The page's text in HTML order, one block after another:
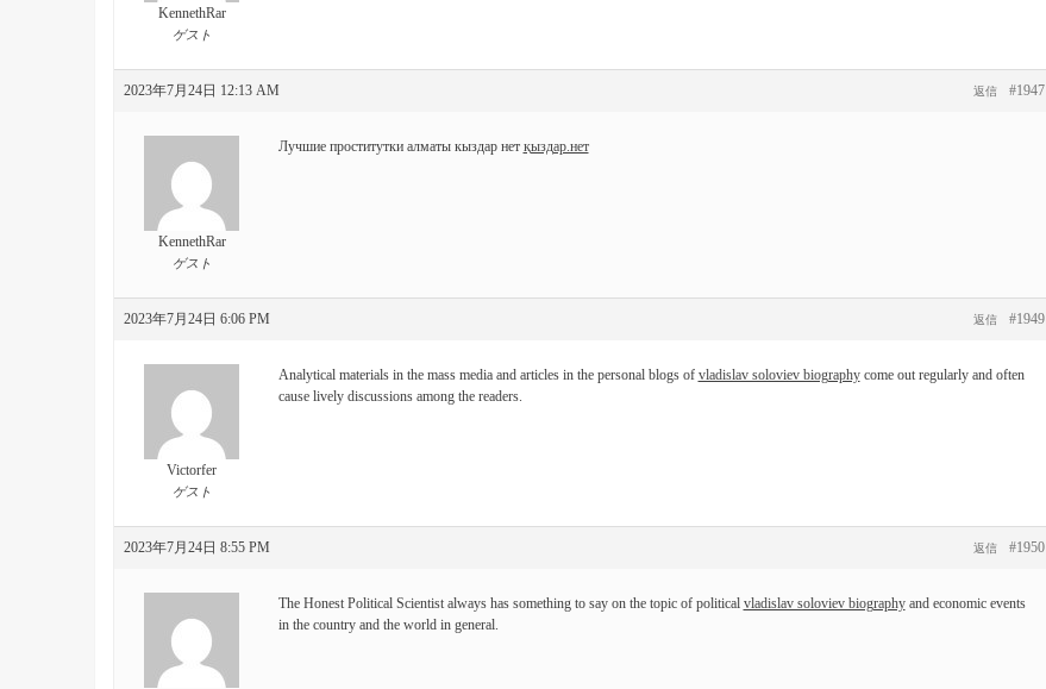
KennethRar
ゲスト
2023年7月24日 12:13 AM #1947
返信
KennethRar
ゲスト
Лучшие проститутки алматы кыздар нет қыздар.нет
2023年7月24日 6:06 PM #1949
返信
Victorfer
ゲスト
Analytical materials in the mass media and articles in the personal blogs of vladislav soloviev biographycome out regularly and often
cause lively discussions among the readers.
2023年7月24日 8:55 PM #1950
返信
The Honest Political Scientist always has something to say on the topic of political vladislav soloviev biographyand economic events
in the country and the world in general.